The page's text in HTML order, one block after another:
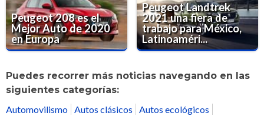
Peugeot 208 es el
Mejor Auto de 2020
en Europa
Peugeot Landtrek
2021 una fiera de
trabajo para México,
Latinoaméri...
Puedes recorrer más noticias navegando en las
siguientes categorías:
Automovilismo Autos clásicos
Autos ecológicos